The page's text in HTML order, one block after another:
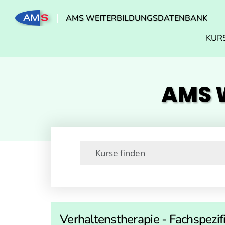
AMS WEITERBILDUNGSDATENBANK
AMS
Verhaltenstherapie -